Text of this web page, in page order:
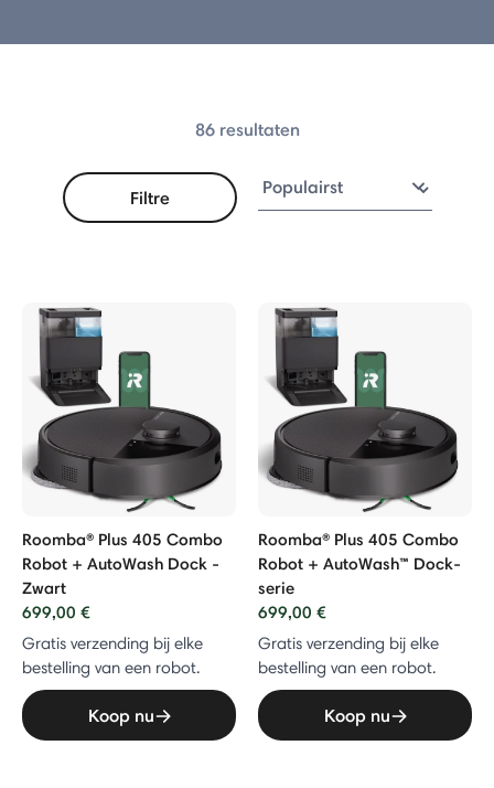
415 Combo
Robot + AutoEmpty™ Dock
Robot
Robot + AutoEmpty™ Dock
Robot + AutoEmpty™ Dock
86 resultaten
Filtre
Roomba® Plus 405 Combo
Robot + AutoWash Dock -
Zwart
699,00 €
Gratis verzending bij elke
bestelling van een robot.
Koop nu
Roomba® Plus 405 Combo
Robot + AutoWash™ Dock-
serie
699,00 €
Gratis verzending bij elke
bestelling van een robot.
Koop nu